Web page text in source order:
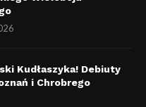
Kudłaszyka! Debiuty
i Chrobrego